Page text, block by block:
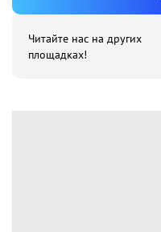
Читайте нас на других
площадках!